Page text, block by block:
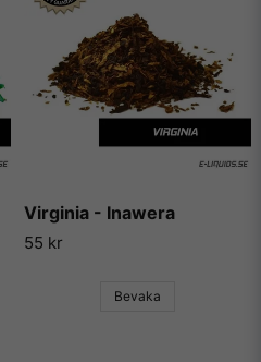
Virginia - Inawera
55 kr
Bevaka